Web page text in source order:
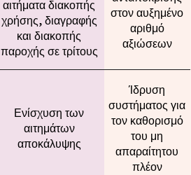
αιτήματα διακοπής
χρήσης, διαγραφής
και διακοπής
παροχής σε τρίτους
στον αυξημένο
αριθμό
αξιώσεων
Ενίσχυση των
αιτημάτων
αποκάλυψης
Ίδρυση
συστήματος για
τον καθορισμό
του μη
απαραίτητου
πλέον